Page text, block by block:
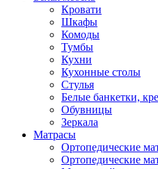
Кровати
Шкафы
Комоды
Тумбы
Кухни
Кухонные столы
Стулья
Белые банкетки,
Обувницы
Зеркала
Матрасы
Ортопедические
Ортопедические